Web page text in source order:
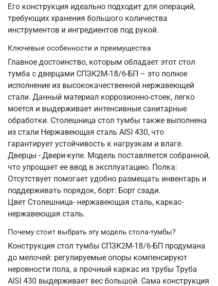
Его конструкция идеально подходит для операций,
требующих хранения большого количества
инструментов и ингредиентов под рукой.
Ключевые особенности и преимущества
Главное достоинство, которым обладает этот стол
тумба с дверцами СПЗК2М-18/6-БП – это полное
исполнение из высококачественной нержавеющей
стали. Данный материал коррозионно-стоек, легко
моется и выдерживает интенсивные санитарные
обработки. Столешница стол тумбы также выполнена
из стали Нержавеющая сталь AISI 430, что
гарантирует устойчивость к нагрузкам и влаге.
Дверцы - Двери-купе. Модель поставляется собранной,
что упрощает ее ввод в эксплуатацию. Полка:
Отсутствует помогает удобно размещать инвентарь и
поддерживать порядок, борт: Борт сзади.
Цвет Столешница- нержавеющая сталь, каркас-
нержавеющая сталь.
Почему стоит выбрать эту модель стола-тумбы?
Конструкция стол тумбы СПЗК2М-18/6-БП продумана
до мелочей: регулируемые опоры компенсируют
неровности пола, а прочный каркас из трубы Труба
AISI 430 выдерживает вес большой. Сама конструкция